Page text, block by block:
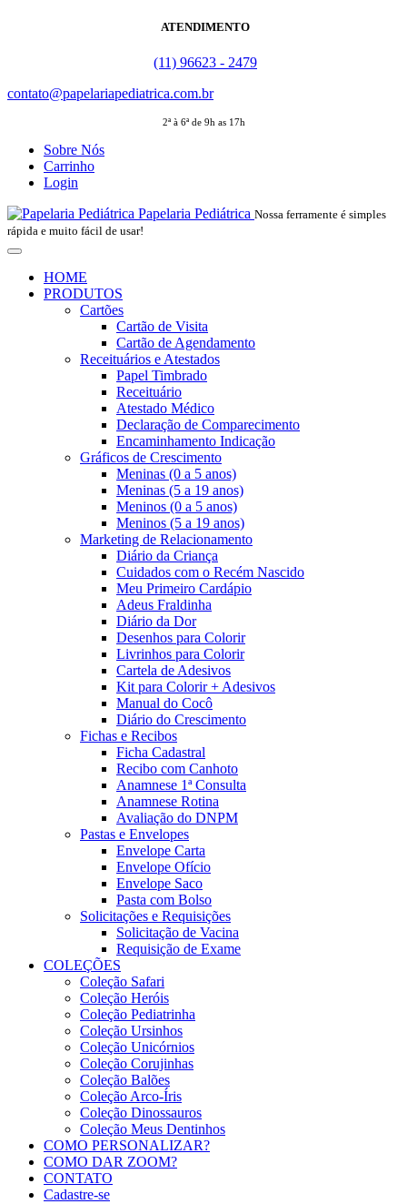
ATENDIMENTO
(11) 96623 - 2479
contato@papelariapediatrica.com.br
2ª à 6ª de 9h as 17h
Sobre Nós
Carrinho
Login
Papelaria Pediátrica Nossa ferramente é simples
rápida e muito fácil de usar!
HOME
PRODUTOS
Cartões
Cartão de Visita
Cartão de Agendamento
Receituários e Atestados
Papel Timbrado
Receituário
Atestado Médico
Declaração de Comparecimento
Encaminhamento Indicação
Gráficos de Crescimento
Meninas (0 a 5 anos)
Meninas (5 a 19 anos)
Meninos (0 a 5 anos)
Meninos (5 a 19 anos)
Marketing de Relacionamento
Diário da Criança
Cuidados com o Recém Nascido
Meu Primeiro Cardápio
Adeus Fraldinha
Diário da Dor
Desenhos para Colorir
Livrinhos para Colorir
Cartela de Adesivos
Kit para Colorir + Adesivos
Manual do Cocô
Diário do Crescimento
Fichas e Recibos
Ficha Cadastral
Recibo com Canhoto
Anamnese 1ª Consulta
Anamnese Rotina
Avaliação do DNPM
Pastas e Envelopes
Envelope Carta
Envelope Ofício
Envelope Saco
Pasta com Bolso
Solicitações e Requisições
Solicitação de Vacina
Requisição de Exame
COLEÇÕES
Coleção Safari
Coleção Heróis
Coleção Pediatrinha
Coleção Ursinhos
Coleção Unicórnios
Coleção Corujinhas
Coleção Balões
Coleção Arco-Íris
Coleção Dinossauros
Coleção Meus Dentinhos
COMO PERSONALIZAR?
COMO DAR ZOOM?
CONTATO
Cadastre-se